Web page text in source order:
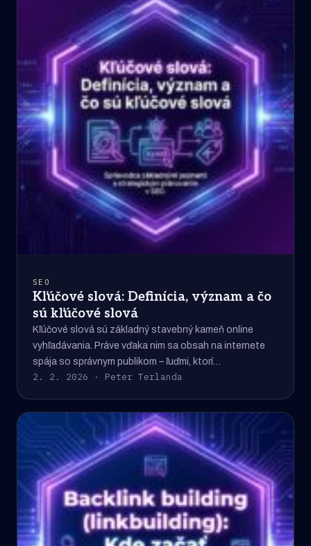
SEO
Kľúčové slová: Definícia, význam a čo
sú kľúčové slová
Kľúčové slová sú základný stavebný kameň online
vyhľadávania. Práve vďaka nim sa obsah na internete
spája so správnym publikom – ľuďmi, ktorí…
2. 2. 2026 · Peter Terlanda